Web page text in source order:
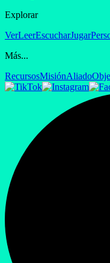
Explorar
VerLeerEscucharJugar
Más...
RecursosMisiónAliado